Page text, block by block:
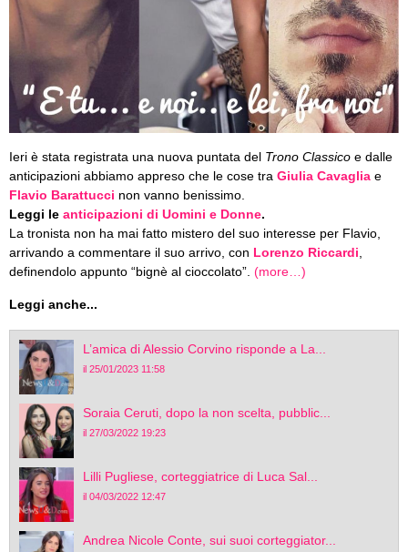
Ieri è stata registrata una nuova puntata del Trono Classico e dalle
anticipazioni abbiamo appreso che le cose tra Giulia Cavaglia e
Flavio Barattucci non vanno benissimo.
Leggi le anticipazioni di Uomini e Donne.
La tronista non ha mai fatto mistero del suo interesse per Flavio,
arrivando a commentare il suo arrivo, con Lorenzo Riccardi
definendolo appunto “bignè al cioccolato”. (more…)
Leggi anche...
L’amica di Alessio Corvino risponde a La...
il 25/01/2023 11:58
Soraia Ceruti, dopo la non scelta, pubblic...
il 27/03/2022 19:23
Lilli Pugliese, corteggiatrice di Luca Sal...
il 04/03/2022 12:47
Andrea Nicole Conte, sui suoi corteggiator...